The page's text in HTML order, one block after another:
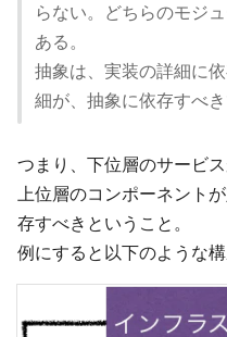
らない。どちらのモジ
ある。
抽象は、実装の詳細に
細が、抽象に依存すべき
つまり、下位層のサービ
上位層のコンポーネント
存すべきということ。
例にすると以下のような構